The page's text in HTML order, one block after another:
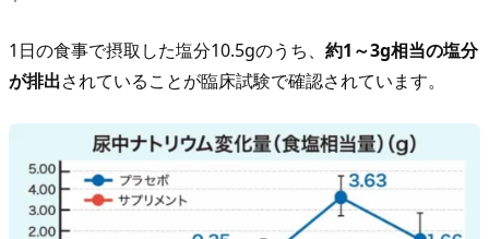
1日の食事で摂取した塩分10.5gのうち、 約1～3g相当の塩分
が排出されていることが臨床試験で確認されています。